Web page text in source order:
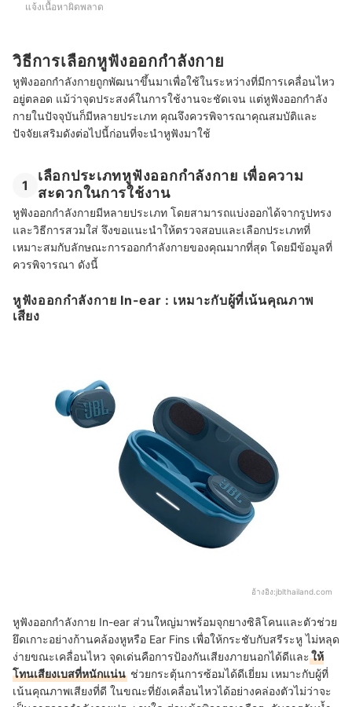
แจ้งเนื้อหาผิดพลาด
วิธีการเลือกหูฟังออกกำลังกาย
หูฟังออกกำลังกายถูกพัฒนาขึ้นมาเพื่อใช้ในระหว่างที่มีการเคลื่อนไหว
อยู่ตลอด แม้ว่าจุดประสงค์ในการใช้งานจะชัดเจน แต่หูฟังออกกำลัง
กายในปัจจุบันก็มีหลายประเภท คุณจึงควรพิจารณาคุณสมบัติและ
ปัจจัยเสริมดังต่อไปนี้ก่อนที่จะนำหูฟังมาใช้
1
เลือกประเภทหูฟังออกกำลังกาย เพื่อความ
สะดวกในการใช้งาน
หูฟังออกกำลังกายมีหลายประเภท โดยสามารถแบ่งออกได้จากรูปทรง
และวิธีการสวมใส่ จึงขอแนะนำให้ตรวจสอบและเลือกประเภทที่
เหมาะสมกับลักษณะการออกกำลังกายของคุณมากที่สุด โดยมีข้อมูลที่
ควรพิจารณา ดังนี้
หูฟังออกกำลังกาย In-ear : เหมาะกับผู้ที่เน้นคุณภาพ
เสียง
อ้างอิง:jblthailand.com
หูฟังออกกำลังกาย In-ear ส่วนใหญ่มาพร้อมจุกยางซิลิโคนและตัวช่วย
ยึดเกาะอย่างก้านคล้องหูหรือ Ear Fins เพื่อให้กระชับกับสรีระหู ไม่หลุด
ง่ายขณะเคลื่อนไหว จุดเด่นคือการป้องกันเสียงภายนอกได้ดีและให้
โทนเสียงเบสที่หนักแน่น ช่วยกระตุ้นการซ้อมได้ดีเยี่ยม เหมาะกับผู้ที่
เน้นคุณภาพเสียงที่ดี ในขณะที่ยังเคลื่อนไหวได้อย่างคล่องตัวไม่ว่าจะ